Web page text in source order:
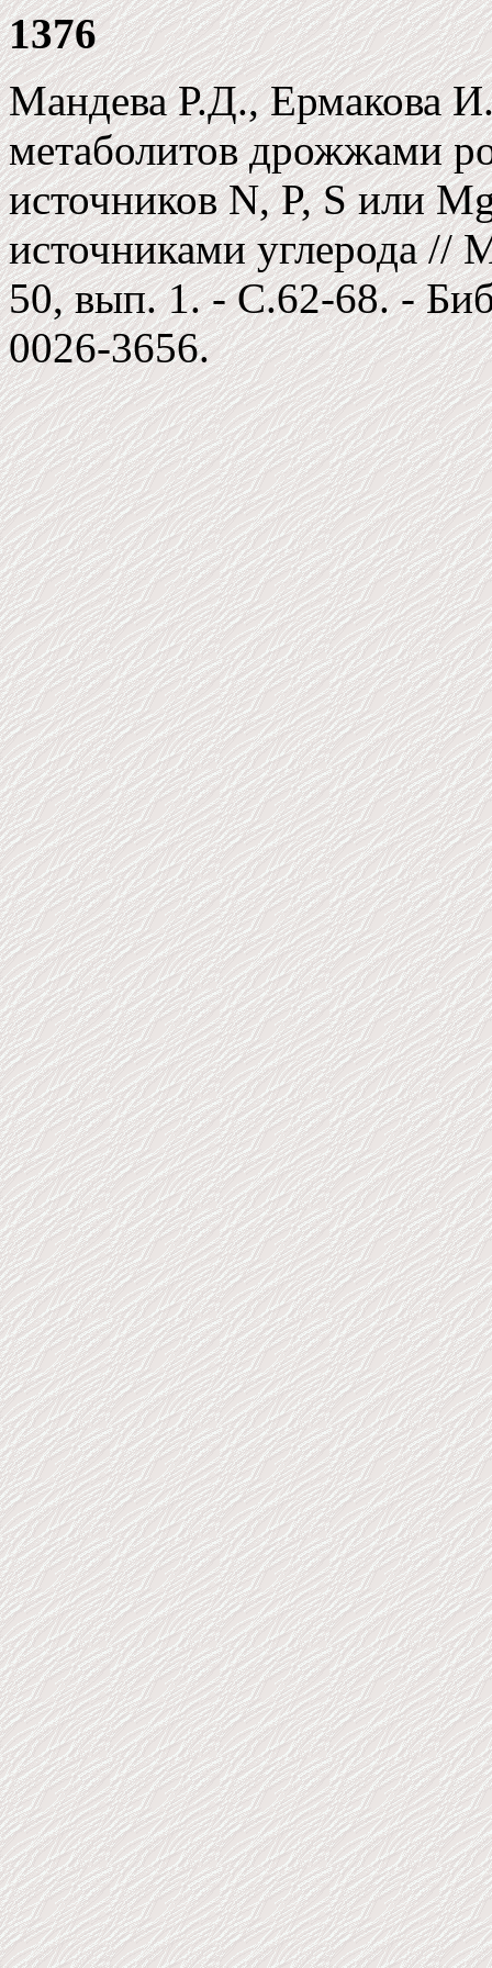
1376
Мандева Р.Д., Ермакова
метаболитов дрожжами
источников N, P, S или
источниками углерода //
50, вып. 1. - C.62-68. -
0026-3656.